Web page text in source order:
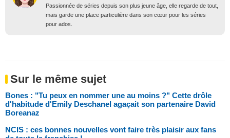
Passionnée de séries depuis son plus jeune âge, elle regarde de tout,
mais garde une place particulière dans son cœur pour les séries
pour ados.
Sur le même sujet
Bones : "Tu peux en nommer une au moins ?" Cette drôle
d'habitude d'Emily Deschanel agaçait son partenaire David
Boreanaz
NCIS : ces bonnes nouvelles vont faire très plaisir aux fans